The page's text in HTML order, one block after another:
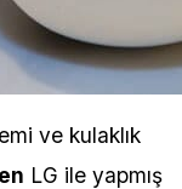
ve kulaklık
LG ile yapmış